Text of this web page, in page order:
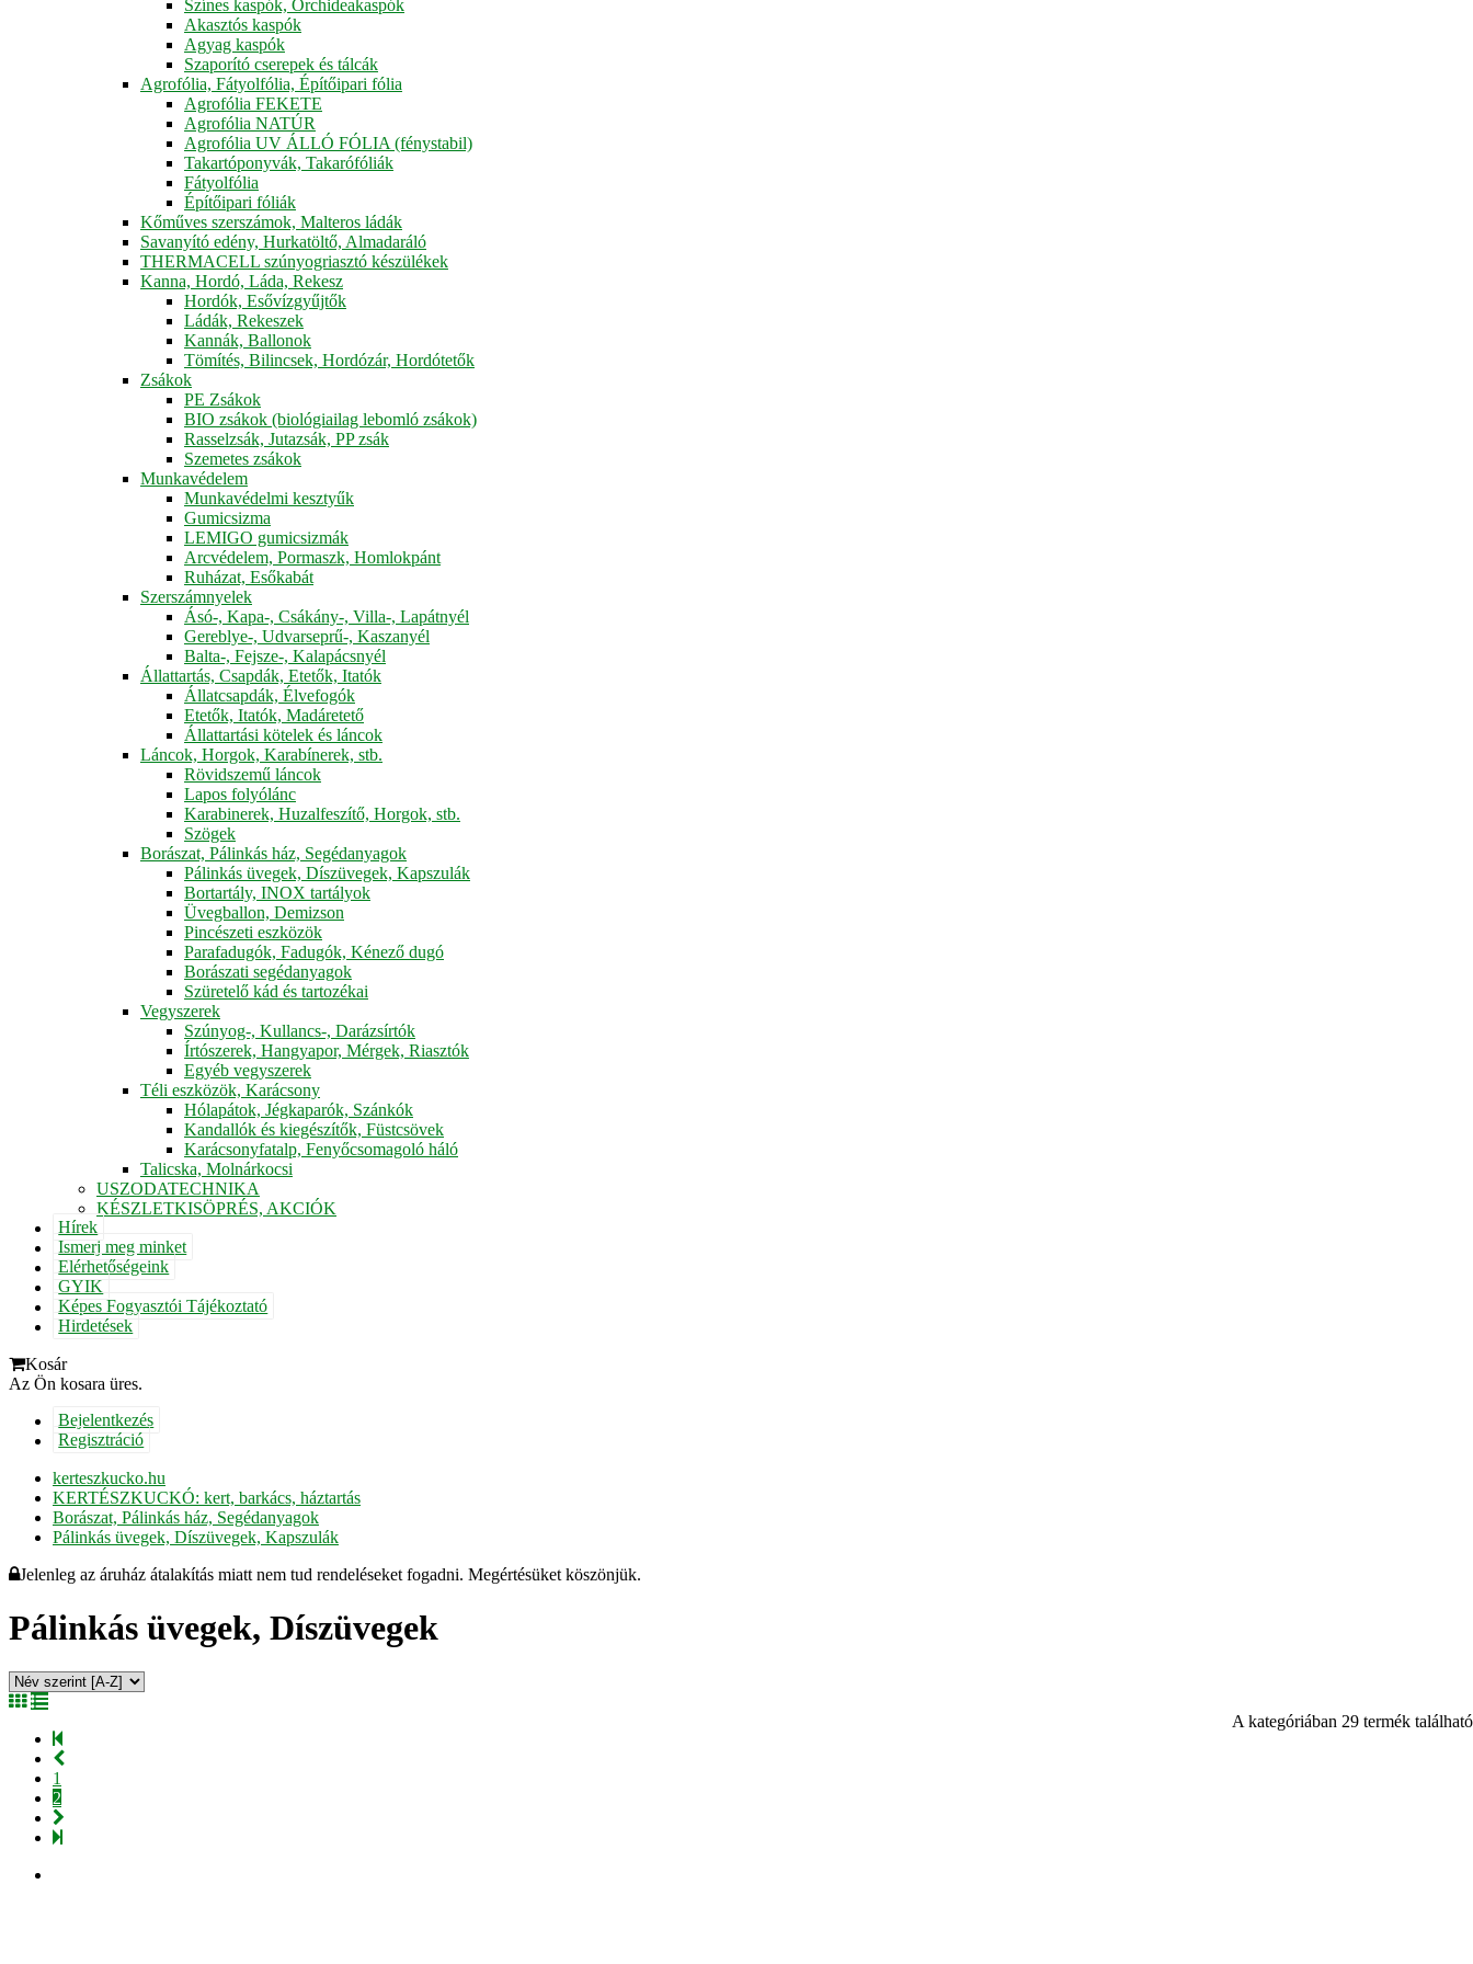
Színes kaspók, Orchideakaspók
Akasztós kaspók
Agyag kaspók
Szaporító cserepek és tálcák
Agrofólia, Fátyolfólia, Építőipari fólia
Agrofólia FEKETE
Agrofólia NATÚR
Agrofólia UV ÁLLÓ FÓLIA (fénystabil)
Takartóponyvák, Takarófóliák
Fátyolfólia
Építőipari fóliák
Kőműves szerszámok, Malteros ládák
Savanyító edény, Hurkatöltő, Almadaráló
THERMACELL szúnyogriasztó készülékek
Kanna, Hordó, Láda, Rekesz
Hordók, Esővízgyűjtők
Ládák, Rekeszek
Kannák, Ballonok
Tömítés, Bilincsek, Hordózár, Hordótetők
Zsákok
PE Zsákok
BIO zsákok (biológiailag lebomló zsákok)
Rasselzsák, Jutazsák, PP zsák
Szemetes zsákok
Munkavédelem
Munkavédelmi kesztyűk
Gumicsizma
LEMIGO gumicsizmák
Arcvédelem, Pormaszk, Homlokpánt
Ruházat, Esőkabát
Szerszámnyelek
Ásó-, Kapa-, Csákány-, Villa-, Lapátnyél
Gereblye-, Udvarseprű-, Kaszanyél
Balta-, Fejsze-, Kalapácsnyél
Állattartás, Csapdák, Etetők, Itatók
Állatcsapdák, Élvefogók
Etetők, Itatók, Madáretető
Állattartási kötelek és láncok
Láncok, Horgok, Karabínerek, stb.
Rövidszemű láncok
Lapos folyólánc
Karabinerek, Huzalfeszítő, Horgok, stb.
Szögek
Borászat, Pálinkás ház, Segédanyagok
Pálinkás üvegek, Díszüvegek, Kapszulák
Bortartály, INOX tartályok
Üvegballon, Demizson
Pincészeti eszközök
Parafadugók, Fadugók, Kénező dugó
Borászati segédanyagok
Szüretelő kád és tartozékai
Vegyszerek
Szúnyog-, Kullancs-, Darázsírtók
Írtószerek, Hangyapor, Mérgek, Riasztók
Egyéb vegyszerek
Téli eszközök, Karácsony
Hólapátok, Jégkaparók, Szánkók
Kandallók és kiegészítők, Füstcsövek
Karácsonyfatalp, Fenyőcsomagoló háló
Talicska, Molnárkocsi
USZODATECHNIKA
KÉSZLETKISÖPRÉS, AKCIÓK
Hírek
Ismerj meg minket
Elérhetőségeink
GYIK
Képes Fogyasztói Tájékoztató
Hirdetések
Kosár
Az Ön kosara üres.
Bejelentkezés
Regisztráció
kerteszkucko.hu
KERTÉSZKUCKÓ: kert, barkács, háztartás
Borászat, Pálinkás ház, Segédanyagok
Pálinkás üvegek, Díszüvegek, Kapszulák
Jelenleg az áruház átalakítás miatt nem tud rendeléseket fogadni. Megértésüket köszönjük.
Pálinkás üvegek, Díszüvegek
A kategóriában 29 termék
1
2